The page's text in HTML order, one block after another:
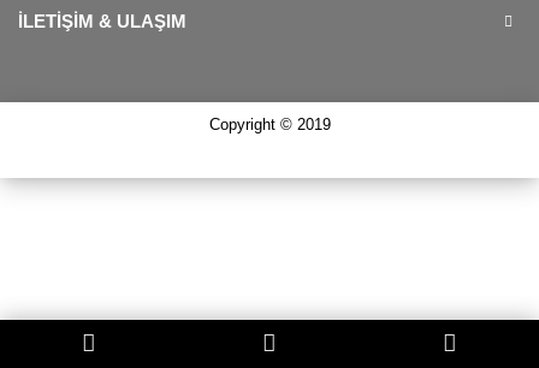
İLETIŞIM & ULAŞIM
Copyright © 2019